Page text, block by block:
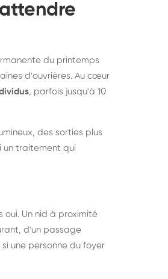
du printemps
d'ouvrières. Au cœur
, parfois jusqu'à 10
des sorties plus
un traitement qui
oui. Un nid à proximité
d'un passage
une personne du foyer